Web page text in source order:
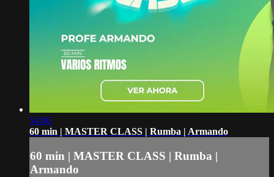
54:06
60 min | MASTER CLASS | Rumba | Armando
60 min | MASTER CLASS | Rumba |
Armando